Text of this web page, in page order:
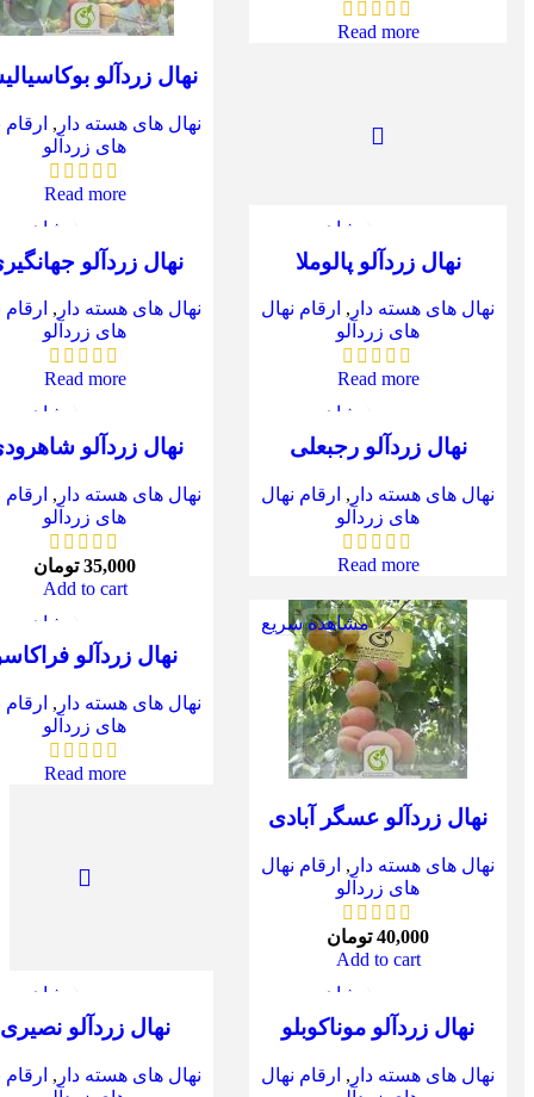
Read more
نهال زردآلو
نهال های هسته دار ,
های زردآلو
Read more
مشاهده سریع
نهال زردآلو پالوملا
نهال های هسته دار , ارقام نهال
های زردآلو
Read more
مشاهده
نهال زردآلو
نهال های هسته دار ,
های زردآلو
Read more
مشاهده سریع
نهال زردآلو رجبعلی
نهال های هسته دار , ارقام نهال
های زردآلو
Read more
مشاهده
نهال زردآلو
نهال های هسته دار ,
های زردآلو
35,000 تومان
Add to cart
مشاهده سریع
نهال زردآلو عسگر آبادی
نهال های هسته دار , ارقام نهال
های زردآلو
40,000 تومان
Add to cart
مشاهده
نهال زردآلو
نهال های هسته دار ,
های زردآلو
Read more
مشاهده سریع
نهال زردآلو موناکوبلو
نهال های هسته دار , ارقام نهال
مشاهده
نهال زردآلو نصیری
نهال های هسته دار ,